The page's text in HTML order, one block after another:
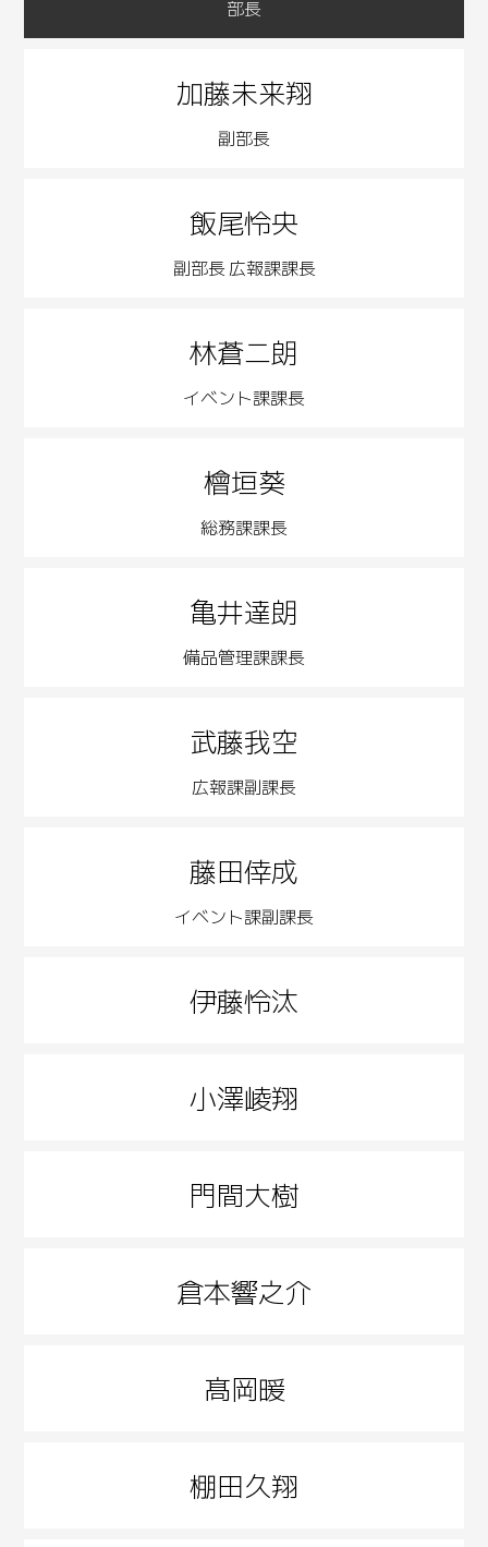
部長
加藤未来翔
副部長
飯尾怜央
副部長 広報課課長
林蒼二朗
イベント課課長
檜垣葵
総務課課長
亀井達朗
備品管理課課長
武藤我空
広報課副課長
藤田倖成
イベント課副課長
伊藤怜汰
小澤崚翔
門間大樹
倉本響之介
髙岡暖
棚田久翔